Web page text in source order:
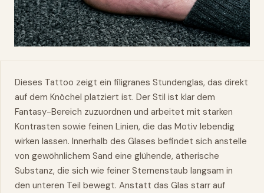
Dieses Tattoo zeigt ein filigranes Stundenglas, das direkt
auf dem Knöchel platziert ist. Der Stil ist klar dem
Fantasy-Bereich zuzuordnen und arbeitet mit starken
Kontrasten sowie feinen Linien, die das Motiv lebendig
wirken lassen. Innerhalb des Glases befindet sich anstelle
von gewöhnlichem Sand eine glühende, ätherische
Substanz, die sich wie feiner Sternenstaub langsam in
den unteren Teil bewegt. Anstatt das Glas starr auf